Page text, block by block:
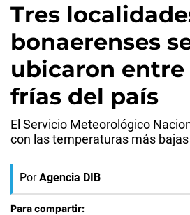
Tres
bonaerenses
ubicaron entre
frías del país
El Servicio Meteorológico
con las temperaturas más
Por Agencia DIB
Para compartir: